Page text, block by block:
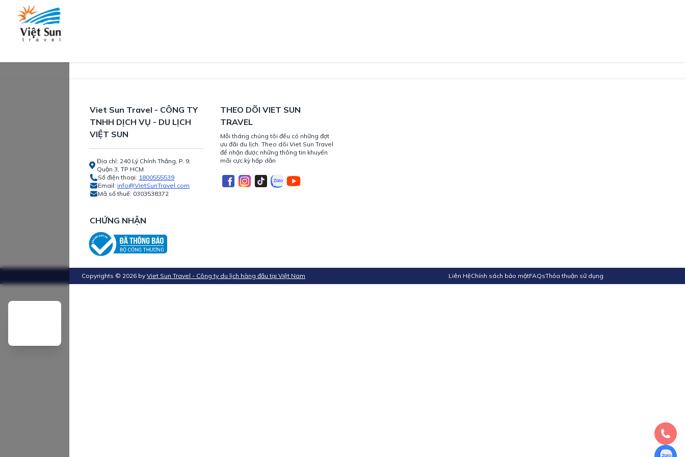
Viet Sun Travel - CÔNG TY
TNHH DỊCH VỤ - DU LỊCH
VIỆT SUN
Địa chỉ: 240 Lý Chính Thắng, P. 9,
Quận 3, TP HCM
Số điện thoại: 1800555539
Email: info@VietSunTravel.com
Mã số thuế: 0303538372
CHỨNG NHẬN
THEO DÕI VIET SUN
TRAVEL
Mỗi tháng chúng tôi đều có những đợt
ưu đãi du lịch. Theo dõi Viet Sun Travel
để nhận được những thông tin khuyến
mãi cực kỳ hấp dẫn
Copyrights © 2026 by Viet Sun Travel - Công ty du lịch hàng đầu tại Việt Nam Liên HệChính sách bảo mậtFAQsThỏa thuận sử dụng